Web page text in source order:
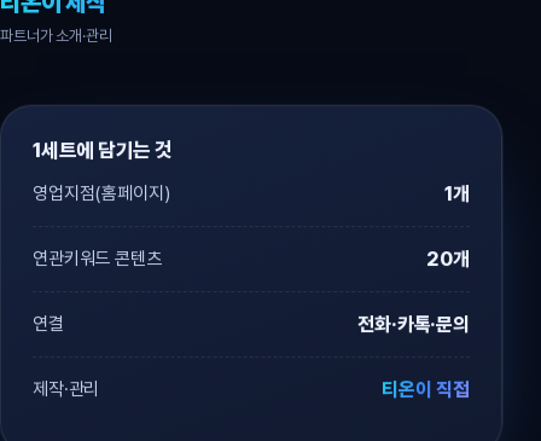
파트너가 소개·관리
1세트에 담기는 것
영업지점(홈페이지) 1개
연관키워드 콘텐츠 20개
연결 전화·카톡·문의
제작·관리 티온이 직접